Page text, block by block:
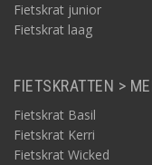
Fietskrat junior
Fietskrat laag
FIETSKRATTEN >
Fietskrat Basil
Fietskrat Kerri
Fietskrat Wicked